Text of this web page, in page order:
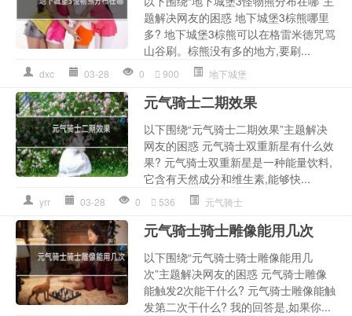
题解决网友的困惑 地下城堡3棕熊哪里
多? 地下城堡3棕熊可以在格雷米德咒骂
山谷刷。棕熊没有多的地方,要刷...
dxc 03-28 0 900 地下城堡
元气骑士二期效果
以下围绕“元气骑士二期效果”主题解决
网友的困惑 元气骑士双重新星有什么效
果? 元气骑士双重新星是一种能量饮料,
它含有天然成分和维生素,能够快...
yrr 03-28 0 536 元气骑士
元气骑士骑士雕像能用几次
以下围绕“元气骑士骑士雕像能用几
次”主题解决网友的困惑 元气骑士雕像
能触发2次能干什么? 元气骑士雕像能触
发第二次干什么? 我的回答是,如果你...